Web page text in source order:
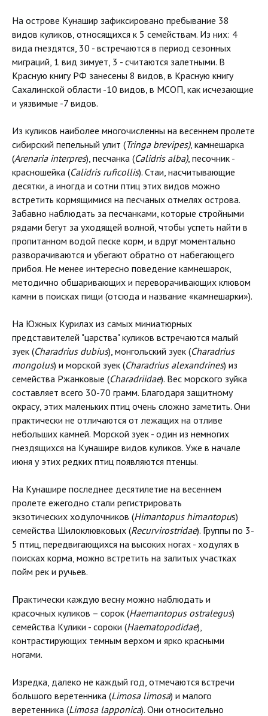
На острове Кунашир зафиксировано пребывание 38
видов куликов, относящихся к 5 семействам. Из них: 4
вида гнездятся, 30 - встречаются в период сезонных
миграций, 1 вид зимует, 3 - считаются залетными. В
Красную книгу РФ занесены 8 видов, в Красную книгу
Сахалинской области -10 видов, в МСОП, как исчезающие
и уязвимые -7 видов.
Из куликов наиболее многочисленны на весеннем пролете
сибирский пепельный улит (Tringa brevipes), камнешарка
(Arenaria interpres), песчанка (Calidris alba), песочник -
красношейка (Calidris ruficollis). Стаи, насчитывающие
десятки, а иногда и сотни птиц этих видов можно
встретить кормящимися на песчаных отмелях острова.
Забавно наблюдать за песчанками, которые стройными
рядами бегут за уходящей волной, чтобы успеть найти в
пропитанном водой песке корм, и вдруг моментально
разворачиваются и убегают обратно от набегающего
прибоя. Не менее интересно поведение камнешарок,
методично обшаривающих и переворачивающих клювом
камни в поисках пищи (отсюда и название «камнешарки»).
На Южных Курилах из самых миниатюрных
представителей "царства" куликов встречаются малый
зуек (Charadrius dubius), монгольский зуек (Charadrius
mongolus) и морской зуек (Charadrius alexandrines) из
семейства Ржанковые (Charadriidae). Вес морского зуйка
составляет всего 30-70 грамм. Благодаря защитному
окрасу, этих маленьких птиц очень сложно заметить. Они
практически не отличаются от лежащих на отливе
небольших камней. Морской зуек - один из немногих
гнездящихся на Кунашире видов куликов. Уже в начале
июня у этих редких птиц появляются птенцы.
На Кунашире последнее десятилетие на весеннем
пролете ежегодно стали регистрировать
экзотических ходулочников (Himantopus himantopus)
семейства Шилоклювковых (Recurvirostridae). Группы по 3-
5 птиц, передвигающихся на высоких ногах - ходулях в
поисках корма, можно встретить на залитых участках
пойм рек и ручьев.
Практически каждую весну можно наблюдать и
красочных куликов – сорок (Haemantopus ostralegus)
cемейства Кулики - сороки (Haematopodidae),
контрастирующих темным верхом и ярко красными
ногами.
Изредка, далеко не каждый год, отмечаются встречи
большого веретенника (Limosa limosa) и малого
веретенника (Limosa lapponica). Они относительно